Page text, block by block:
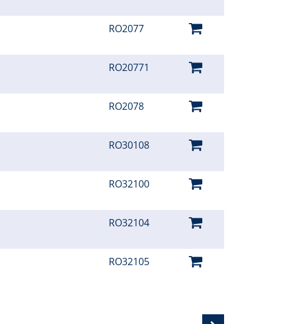
RO2077
RO20771
RO2078
RO30108
RO32100
RO32104
RO32105